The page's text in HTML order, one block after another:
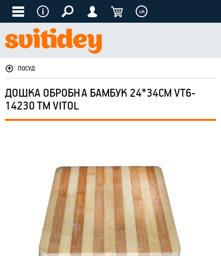
uk
ПОСУД
ДОШКА ОБРОБНА БАМБУК 24*34СМ VT6-
14230 ТМ VITOL